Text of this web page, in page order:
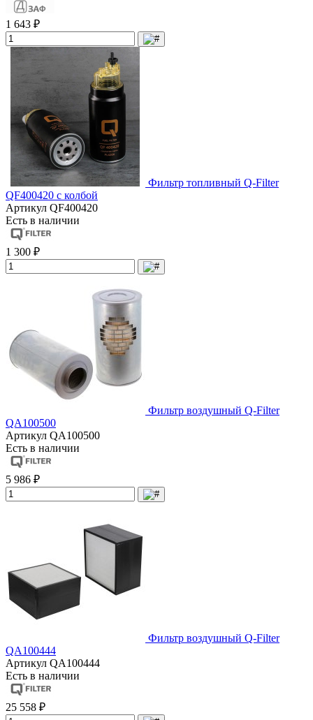
1 643 ₽
Фильтр топливный Q-Filter
QF400420 с колбой
Артикул QF400420
Есть в наличии
1 300 ₽
Фильтр воздушный Q-Filter
QA100500
Артикул QA100500
Есть в наличии
5 986 ₽
Фильтр воздушный Q-Filter
QA100444
Артикул QA100444
Есть в наличии
25 558 ₽